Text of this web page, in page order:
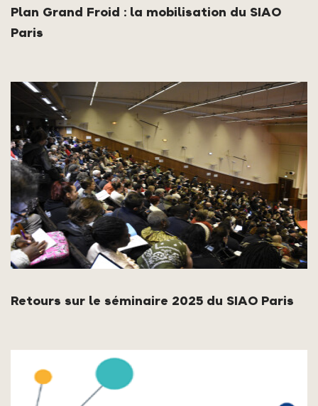
Plan Grand Froid : la mobilisation du SIAO
Paris
Retours sur le séminaire 2025 du SIAO Paris